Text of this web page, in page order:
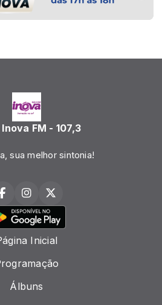
Inova FM - 107,3
sua melhor sintonia!
Inicial
Álbuns